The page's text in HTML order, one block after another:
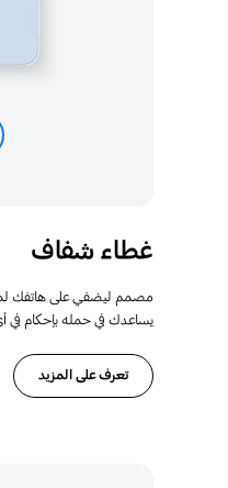
غطاء شفاف
مصمم ليضفي على هاتفك
يساعدك في حمله بإحكام
تعرف على المزيد